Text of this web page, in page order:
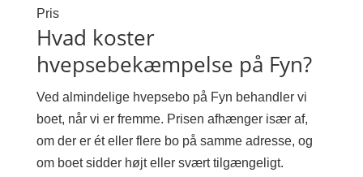
Pris
Hvad koster
hvepsebekæmpelse på Fyn?
Ved almindelige hvepsebo på Fyn behandler vi
boet, når vi er fremme. Prisen afhænger især af,
om der er ét eller flere bo på samme adresse, og
om boet sidder højt eller svært tilgængeligt.